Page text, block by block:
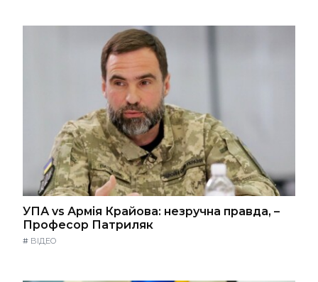
УПА vs Армія Крайова: незручна правда, –
Професор Патриляк
# ВІДЕО